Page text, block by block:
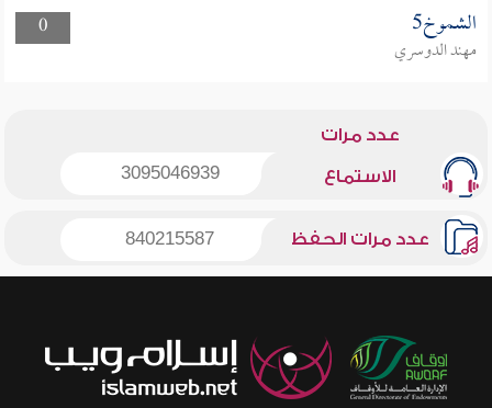
0
الشموخ5
مهند الدوسري
عدد مرات
الاستماع 3095046939
عدد مرات الحفظ 840215587